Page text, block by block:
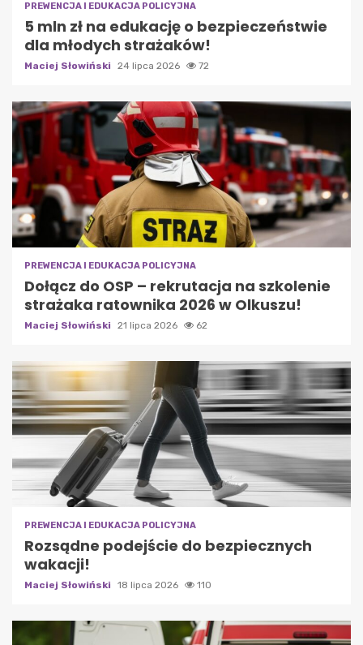
PREWENCJA I EDUKACJA POLICYJNA
5 mln zł na edukację o bezpieczeństwie
dla młodych strażaków!
Maciej Słowiński 24 lipca 2026 72
PREWENCJA I EDUKACJA POLICYJNA
Dołącz do OSP – rekrutacja na szkolenie
strażaka ratownika 2026 w Olkuszu!
Maciej Słowiński 21 lipca 2026 62
PREWENCJA I EDUKACJA POLICYJNA
Rozsądne podejście do bezpiecznych
wakacji!
Maciej Słowiński 18 lipca 2026 110